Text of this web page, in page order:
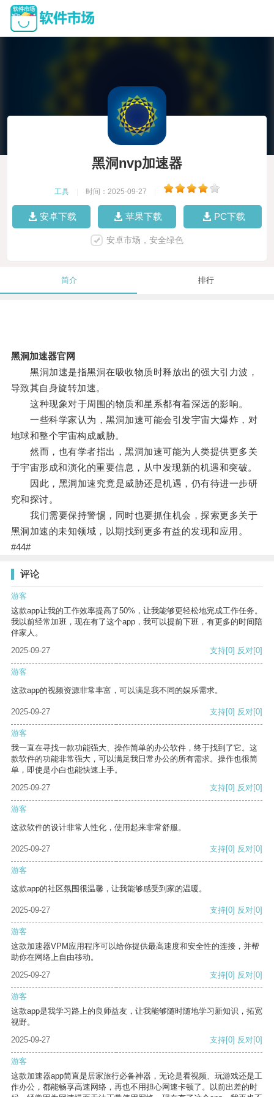
黑洞nvp加速器
工具 时间：2025-09-27
安卓下载 苹果下载 PC下载
安卓市场，安全绿色
简介 排行
黑洞加速器官网
黑洞加速是指黑洞在吸收物质时释放出的强大引力波，
导致其自身旋转加速。
这种现象对于周围的物质和星系都有着深远的影响。
一些科学家认为，黑洞加速可能会引发宇宙大爆炸，对
地球和整个宇宙构成威胁。
然而，也有学者指出，黑洞加速可能为人类提供更多关
于宇宙形成和演化的重要信息，从中发现新的机遇和突破。
因此，黑洞加速究竟是威胁还是机遇，仍有待进一步研
究和探讨。
我们需要保持警惕，同时也要抓住机会，探索更多关于
黑洞加速的未知领域，以期找到更多有益的发现和应用。
#44#
评论
游客
这款app让我的工作效率提高了50%，让我能够更轻松地完成工作任务。
我以前经常加班，现在有了这个app，我可以提前下班，有更多的时间陪
伴家人。
2025-09-27
支持[0] 反对[0]
游客
这款app的视频资源非常丰富，可以满足我不同的娱乐需求。
2025-09-27 支持[0] 反对[0]
游客
我一直在寻找一款功能强大、操作简单的办公软件，终于找到了它。这
款软件的功能非常强大，可以满足我日常办公的所有需求。操作也很简
单，即使是小白也能快速上手。
2025-09-27
支持[0] 反对[0]
游客
这款软件的设计非常人性化，使用起来非常舒服。
2025-09-27 支持[0] 反对[0]
游客
这款app的社区氛围很温馨，让我能够感受到家的温暖。
2025-09-27 支持[0] 反对[0]
游客
这款加速器VPM应用程序可以给你提供最高速度和安全性的连接，并帮
助你在网络上自由移动。
2025-09-27
支持[0] 反对[0]
游客
这款app是我学习路上的良师益友，让我能够随时随地学习新知识，拓宽
视野。
2025-09-27
支持[0] 反对[0]
游客
这款加速器app简直是居家旅行必备神器，无论是看视频、玩游戏还是工
作办公，都能畅享高速网络，再也不用担心网速卡顿了。以前出差的时